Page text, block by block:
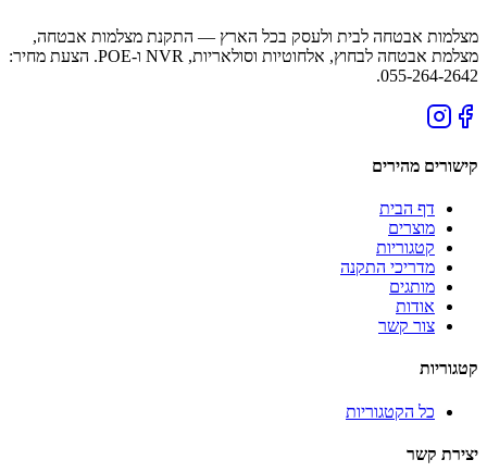
מצלמות אבטחה לבית ולעסק בכל הארץ — התקנת מצלמות אבטחה,
מצלמת אבטחה לבחוץ, אלחוטיות וסולאריות, NVR ו-POE. הצעת מחיר:
055-264-2642.
קישורים מהירים
דף הבית
מוצרים
קטגוריות
מדריכי התקנה
מותגים
אודות
צור קשר
קטגוריות
כל הקטגוריות
יצירת קשר